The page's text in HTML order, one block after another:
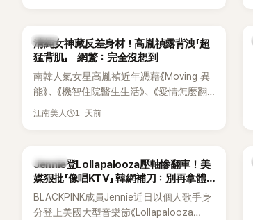
步入婚姻的最大理由。
韓星
清純女神藏反差身材！高胤禎露背洩「超
猛背肌」 網驚：完全沒想到
南韓人氣女星高胤禎近年憑藉《Moving 異
能》、《機智住院醫生生活》、《愛情怎麼翻
譯？》、《努力克服自卑的我們》等多部熱門
近況照意外掀起熱議，不是因為仙氣十足
的美貌，而是藏在纖細身材下的超狂背肌
與肩膀線條，反差感十足，讓不少網友看
傻直呼：「原來她身材這麼猛！」
江南美人 1 天前
K-POP
Jennie登Lollapalooza壓軸慘翻車！美
媒狠批「像唱KTV」 韓網補刀：別再拿體
力當藉口
BLACKPINK成員Jennie近日以個人歌手身
分登上美國大型音樂節《Lollapalooza